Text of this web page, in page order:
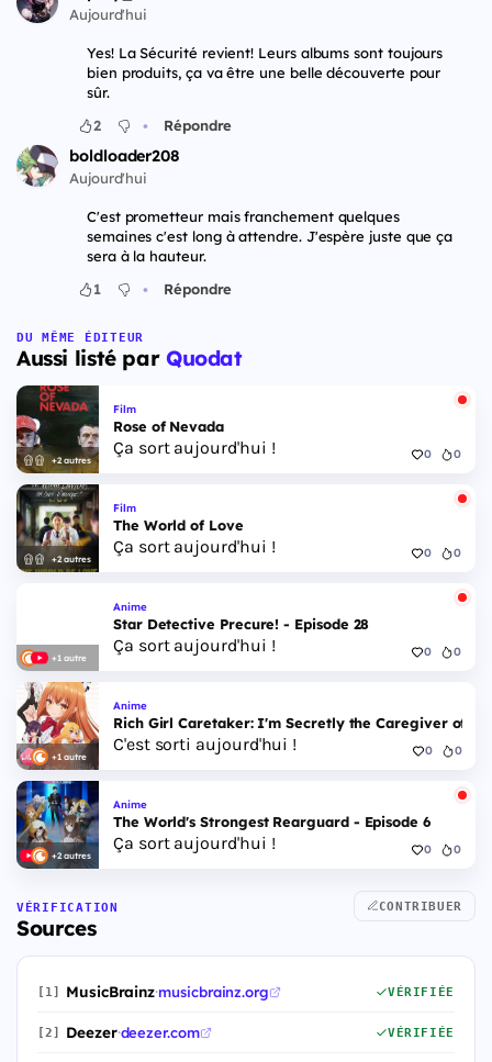
Aujourd'hui
Yes! La Sécurité revient! Leurs albums sont toujours
bien produits, ça va être une belle découverte pour
sûr.
2
• Répondre
boldloader208
Aujourd'hui
C'est prometteur mais franchement quelques
semaines c'est long à attendre. J'espère juste que ça
sera à la hauteur.
1
• Répondre
DU MÊME ÉDITEUR
Aussi listé par Quodat
+2 autres
Film
Rose of Nevada
Ça sort aujourd'hui ! 0 0
+2 autres
Film
The World of Love
Ça sort aujourd'hui ! 0 0
+1 autre
Anime
Star Detective Precure! - Episode 28
Ça sort aujourd'hui ! 0 0
+1 autre
Anime
Rich Girl Caretaker: I'm Secretly the Caregiver of
C'est sorti aujourd'hui ! 0 0
+2 autres
Anime
The World's Strongest Rearguard - Episode 6
Ça sort aujourd'hui ! 0 0
VÉRIFICATION
Sources
CONTRIBUER
[1] MusicBrainz·musicbrainz.org VÉRIFIÉE
[2] Deezer·deezer.com VÉRIFIÉE